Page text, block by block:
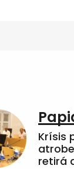
Krísis
retirá